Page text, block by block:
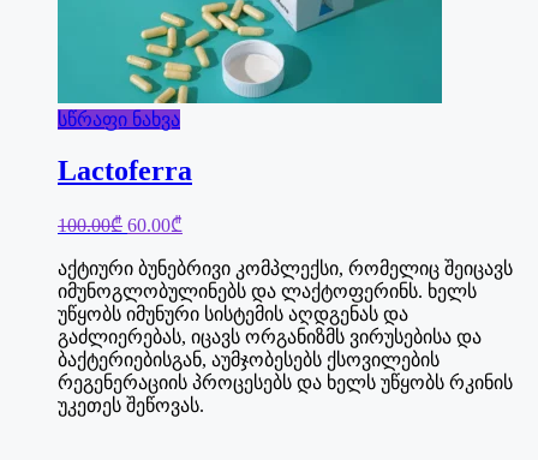
სწრაფი ნახვა
Lactoferra
100.00₾ Original
was:
100.00₾.
60.00₾
is:
60.00₾.
აქტიური ბუნებრივი კომპლექსი, რომელიც შეიცავს
იმუნოგლობულინებს და ლაქტოფერინს. ხელს
უწყობს იმუნური სისტემის აღდგენას და
გაძლიერებას, იცავს ორგანიზმს ვირუსებისა და
ბაქტერიებისგან, აუმჯობესებს ქსოვილების
რეგენერაციის პროცესებს და ხელს უწყობს რკინის
უკეთეს შეწოვას.